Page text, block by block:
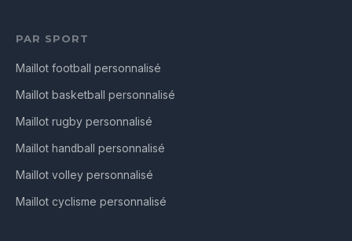
PAR SPORT
Maillot football personnalisé
Maillot basketball personnalisé
Maillot rugby personnalisé
Maillot handball personnalisé
Maillot volley personnalisé
Maillot cyclisme personnalisé